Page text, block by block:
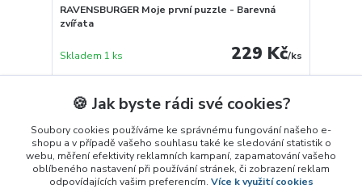
RAVENSBURGER Moje první puzzle - Barevná
zvířata
229 Kč/ks
Skladem 1 ks
Přidat do košíku
🍪 Jak byste rádi své cookies?
Soubory cookies používáme ke správnému fungování našeho e-
shopu a v případě vašeho souhlasu také ke sledování statistik o
webu, měření efektivity reklamních kampaní, zapamatování vašeho
oblíbeného nastavení při používání stránek, či zobrazení reklam
odpovídajících vašim preferencím. Více k využití cookies